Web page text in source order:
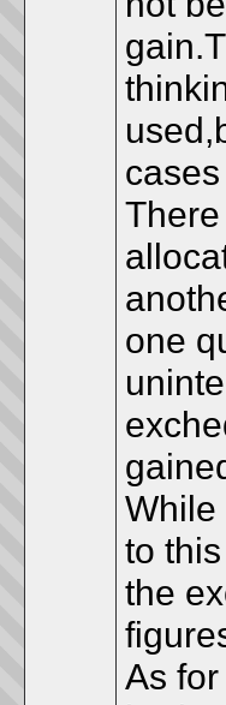
one
While
to
the
As